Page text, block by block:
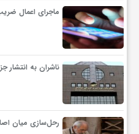
ماجرای اعمال ضریب ۲.۷ برای اینترنت
ناشران به انتشار
رحل‌سازی میان